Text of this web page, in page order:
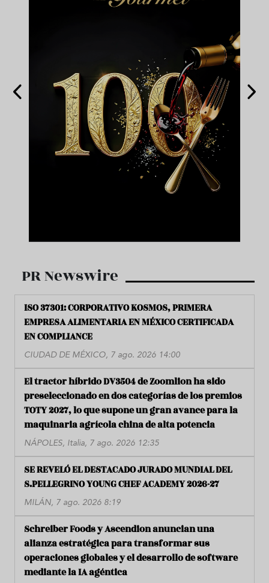
PR Newswire
ISO 37301: CORPORATIVO KOSMOS, PRIMERA
EMPRESA ALIMENTARIA EN MÉXICO CERTIFICADA
EN COMPLIANCE
CIUDAD DE MÉXICO, 7 ago. 2026 14:00
El tractor híbrido DV3504 de Zoomlion ha sido
preseleccionado en dos categorías de los premios
TOTY 2027, lo que supone un gran avance para la
maquinaria agrícola china de alta potencia
NÁPOLES, Italia, 7 ago. 2026 12:35
SE REVELÓ EL DESTACADO JURADO MUNDIAL DEL
S.PELLEGRINO YOUNG CHEF ACADEMY 2026-27
MILÁN, 7 ago. 2026 8:19
Schreiber Foods y Ascendion anuncian una
alianza estratégica para transformar sus
operaciones globales y el desarrollo de software
mediante la IA agéntica